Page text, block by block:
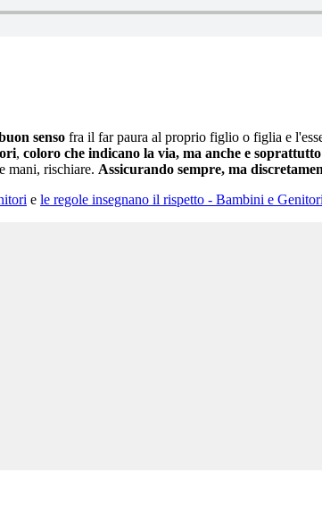
senso fra il far paura al proprio figlio o figlia e
, coloro che indicano la via, ma anche e
mani, rischiare. Assicurando sempre, ma
e le regole insegnano il rispetto - Bambini e Genitori